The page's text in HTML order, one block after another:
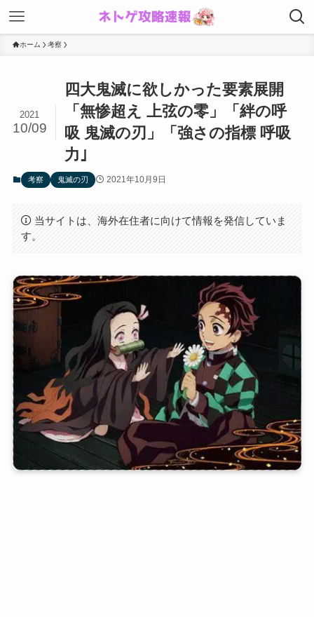
ホーム 考察
四大鬼滅に欲しかった要素展開
「無惨超え 上弦の零」「絆の呼
吸 鬼滅の刃」「強さの指標 呼吸
力｣
2021
10/09
考察 鬼滅の刃 2021年10月9日
当サイトは、海外在住者に向けて情報を発信していま
す。